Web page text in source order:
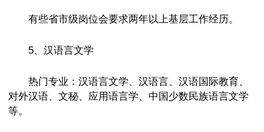
有些省市级岗位会要求两年以上基层工作经历。
5、汉语言文学
热门专业：汉语言文学、汉语言、汉语国际教育、
对外汉语、文秘、应用语言学、中国少数民族语言文学
等。